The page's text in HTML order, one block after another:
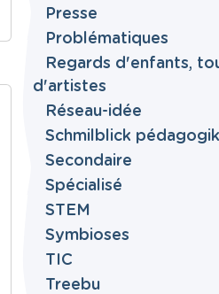
Presse
Problématiques
Regards d'enfants,
d'artistes
Réseau-idée
Schmilblick pédagogik
Secondaire
Spécialisé
STEM
Symbioses
TIC
Treebu